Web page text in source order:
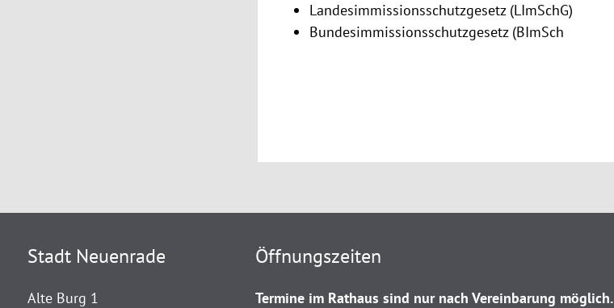
Landesimmissionsschutzgesetz (LImSchG)
Bundesimmissionsschutzgesetz (BImSch
Stadt Neuenrade
Alte Burg 1
Öffnungszeiten
Termine im Rathaus sind nur nach Vereinbarung möglich.